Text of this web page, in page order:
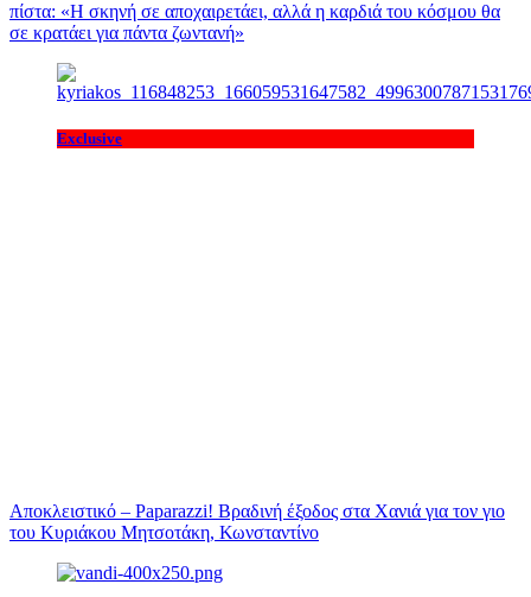
πίστα: «H σκηνή σε αποχαιρετάει, αλλά η καρδιά του κόσμου θα
σε κρατάει για πάντα ζωντανή»
Exclusive
Αποκλειστικό – Paparazzi! Βραδινή έξοδος στα Χανιά για τον γιο
του Κυριάκου Μητσοτάκη, Κωνσταντίνο